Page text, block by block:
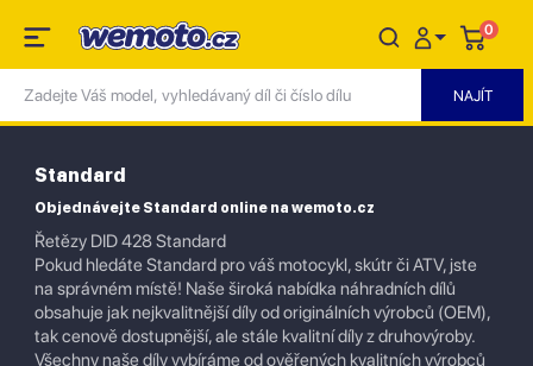
0
Standard
Objednávejte Standard online na wemoto.cz
Řetězy DID 428 Standard
Pokud hledáte Standard pro váš motocykl, skútr či ATV, jste
na správném místě! Naše široká nabídka náhradních dílů
obsahuje jak nejkvalitnější díly od originálních výrobců (OEM),
tak cenově dostupnější, ale stále kvalitní díly z druhovýroby.
Všechny naše díly vybíráme od ověřených kvalitních výrobců